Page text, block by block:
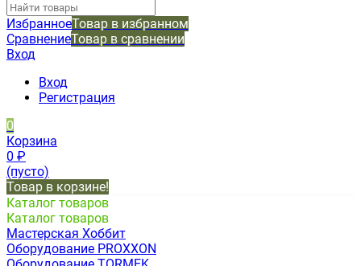
ИзбранноеТовар в избранном
СравнениеТовар в сравнении
Вход
Вход
Регистрация
0
Корзина
0 ₽
(пусто)
Товар в корзине!
Каталог товаров
Каталог товаров
Мастерская Хоббит
Оборудование PROXXON